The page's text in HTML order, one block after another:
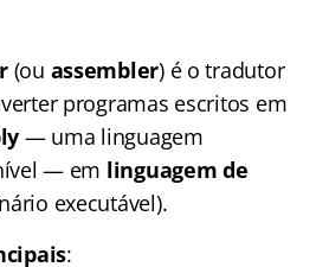
(ou assembler) é o tradutor
programas escritos em
— uma linguagem
— em linguagem de
executável).
: